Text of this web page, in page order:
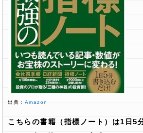
出典： Amazon
こちらの書籍（指標ノート）は1日5